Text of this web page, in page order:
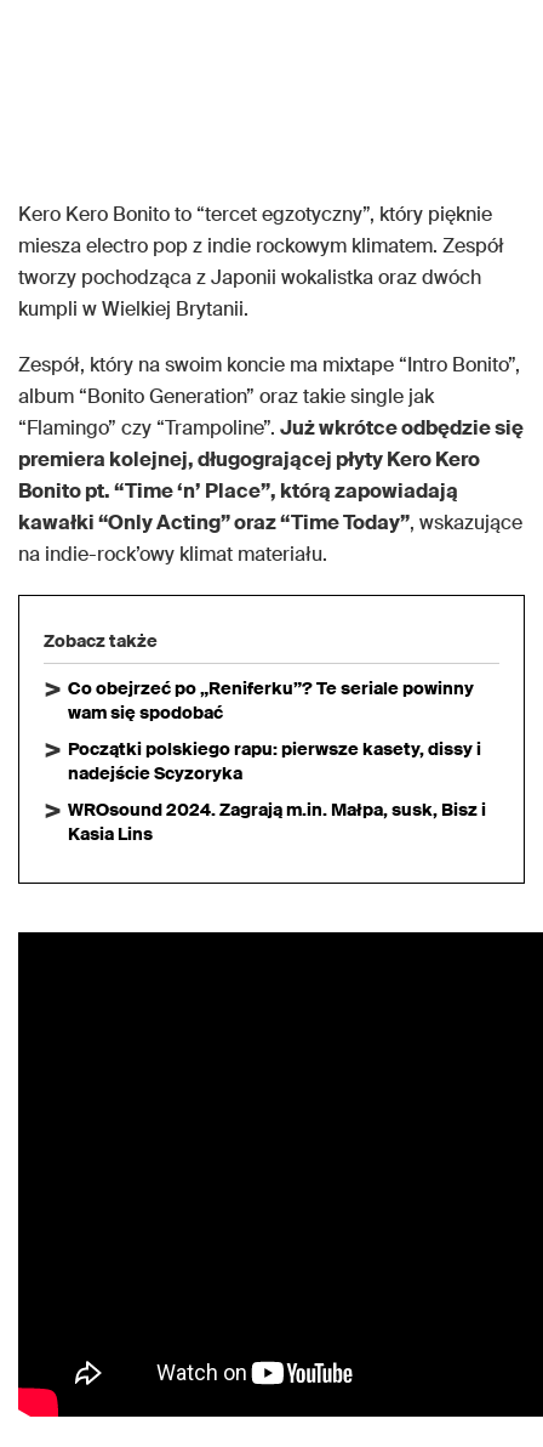
Kero Kero Bonito to “tercet egzotyczny”, który pięknie
miesza electro pop z indie rockowym klimatem. Zespół
tworzy pochodząca z Japonii wokalistka oraz dwóch
kumpli w Wielkiej Brytanii.
Zespół, który na swoim koncie ma mixtape “Intro Bonito”,
album “Bonito Generation” oraz takie single jak
“Flamingo” czy “Trampoline”. Już wkrótce odbędzie się
premiera kolejnej, długogrającej płyty Kero Kero
Bonito pt. “Time ‘n’ Place”, którą zapowiadają
kawałki “Only Acting” oraz “Time Today”, wskazujące
na indie-rock’owy klimat materiału.
Zobacz także
Co obejrzeć po „Reniferku”? Te seriale powinny
wam się spodobać
Początki polskiego rapu: pierwsze kasety, dissy i
nadejście Scyzoryka
WROsound 2024. Zagrają m.in. Małpa, susk, Bisz i
Kasia Lins